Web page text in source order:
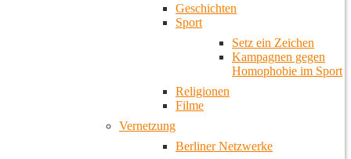
Geschichten
Sport
Setz ein Zeichen
Kampagnen gegen
Homophobie im Sport
Religionen
Filme
Vernetzung
Berliner Netzwerke